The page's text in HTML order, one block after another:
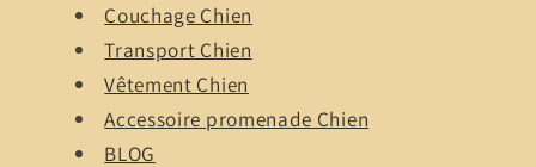
Couchage Chien
Transport Chien
Vêtement Chien
Accessoire promenade Chien
BLOG